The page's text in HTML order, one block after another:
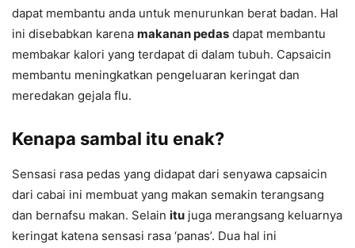
dapat membantu anda untuk menurunkan berat badan. Hal
ini disebabkan karena makanan pedas dapat membantu
membakar kalori yang terdapat di dalam tubuh. Capsaicin
membantu meningkatkan pengeluaran keringat dan
meredakan gejala flu.
Kenapa sambal itu enak?
Sensasi rasa pedas yang didapat dari senyawa capsaicin
dari cabai ini membuat yang makan semakin terangsang
dan bernafsu makan. Selain itu juga merangsang keluarnya
keringat katena sensasi rasa ‘panas’. Dua hal ini